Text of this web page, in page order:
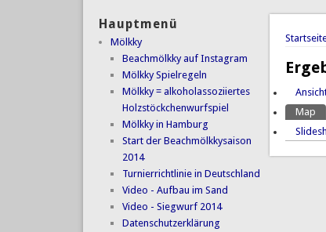
Sie
Map
Hauptmenü
Mölkky
Beachmölkky auf Instagram
Mölkky Spielregeln
Mölkky = alkoholassoziiertes
Holzstöckchenwurfspiel
Mölkky in Hamburg
Start der Beachmölkkysaison
2014
Turnierrichtlinie in Deutschland
Video - Aufbau im Sand
Video - Siegwurf 2014
Datenschutzerklärung